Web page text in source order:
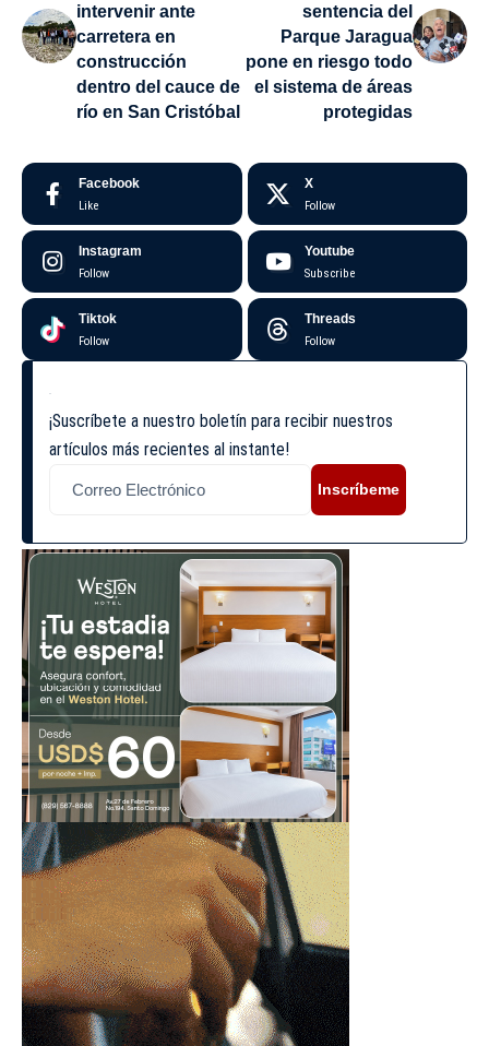
intervenir ante
carretera en
construcción
dentro del cauce de
río en San Cristóbal
sentencia del
Parque Jaragua
pone en riesgo todo
el sistema de áreas
protegidas
Facebook
Like
X
Follow
Instagram
Follow
Youtube
Subscribe
Tiktok
Follow
Threads
Follow
¡Suscríbete a nuestro boletín para recibir nuestros
artículos más recientes al instante!
Inscríbeme